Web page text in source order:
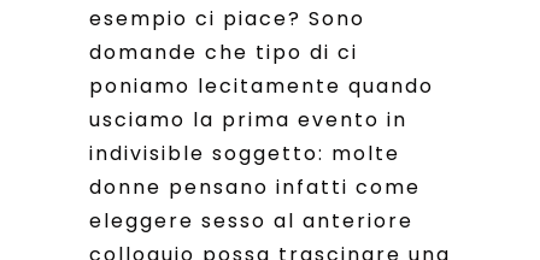
esempio ci piace? Sono
domande che tipo di ci
poniamo lecitamente quando
usciamo la prima evento in
indivisible soggetto: molte
donne pensano infatti come
eleggere sesso al anteriore
colloquio possa trascinare una